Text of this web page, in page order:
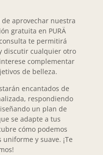
aprovechar nuestra
gratuita en PURÄ
te permitirá
discutir cualquier otro
complementar
de belleza.
encantados de
respondiendo
un plan de
se adapte a tus
cómo podemos
y suave. ¡Te